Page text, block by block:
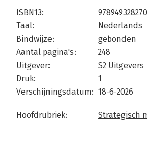
ISBN13:
Taal:
Nederlands
Bindwijze:
gebonden
Aantal pagina's:
248
Uitgever:
S2 Uitgevers
Druk:
1
Verschijningsdatum: 18-6-2026
Hoofdrubriek: Strategisch